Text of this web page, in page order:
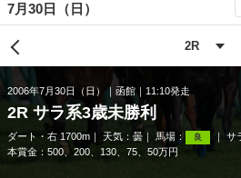
7月30日（日）
2006年7月30日（日） 函館 11:10発走
2R サラ系3歳未勝利
ダート・右 1700m 天気： 曇 馬場： 良 サ
本賞金：500、200、130、75、50万円